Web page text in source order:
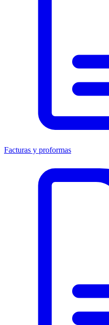
Facturas y proformas